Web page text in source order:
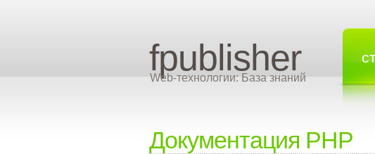
fpublisher
Web-технологии: База знаний
Документация PHP